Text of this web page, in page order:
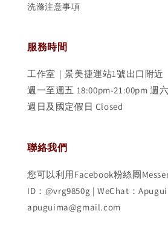
洗滌注意事項
服務時間
工作室｜景美捷運站1號出口附近
週一至週五 18:00pm-21:00pm 週
週日及國定假日 Closed
聯絡我們
您可以利用Facebook粉絲團
ID：@vrg9850g | WeChat：
apuguima@gmail.com